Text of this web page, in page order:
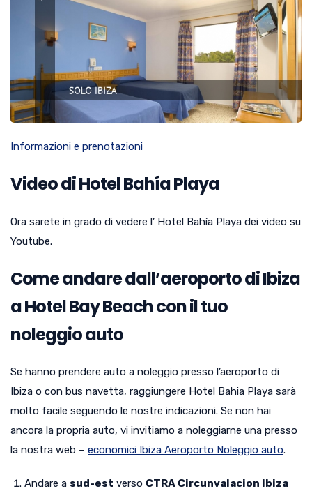
Informazioni e prenotazioni
Video di Hotel Bahía Playa
Ora sarete in grado di vedere l’ Hotel Bahía Playa dei video su
Youtube.
Come andare dall’aeroporto di Ibiza
a Hotel Bay Beach con il tuo
noleggio auto
Se hanno prendere auto a noleggio presso l’aeroporto di
Ibiza o con bus navetta, raggiungere Hotel Bahia Playa sarà
molto facile seguendo le nostre indicazioni. Se non hai
ancora la propria auto, vi invitiamo a noleggiarne una presso
la nostra web – economici Ibiza Aeroporto Noleggio auto.
Andare a sud-est verso CTRA Circunvalacion Ibiza